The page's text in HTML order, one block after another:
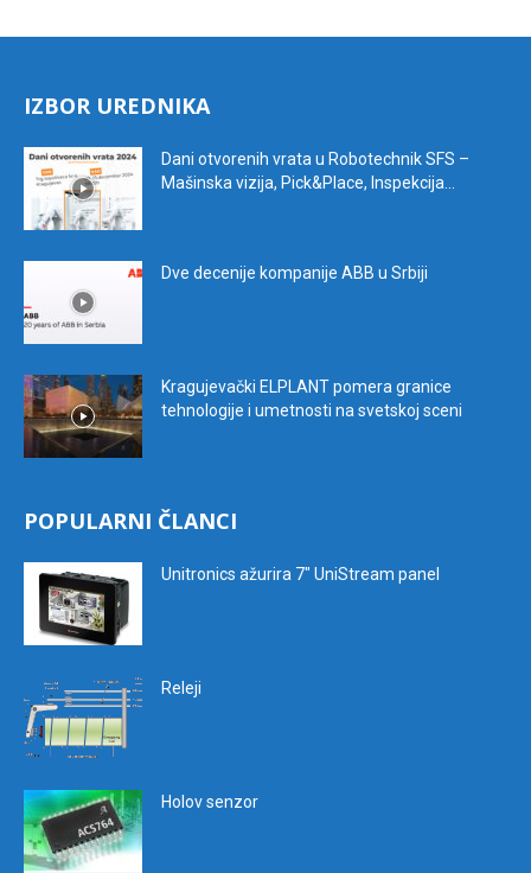
IZBOR UREDNIKA
Dani otvorenih vrata u Robotechnik SFS –
Mašinska vizija, Pick&Place, Inspekcija...
Dve decenije kompanije ABB u Srbiji
Kragujevački ELPLANT pomera granice
tehnologije i umetnosti na svetskoj sceni
POPULARNI ČLANCI
Unitronics ažurira 7″ UniStream panel
Releji
Holov senzor